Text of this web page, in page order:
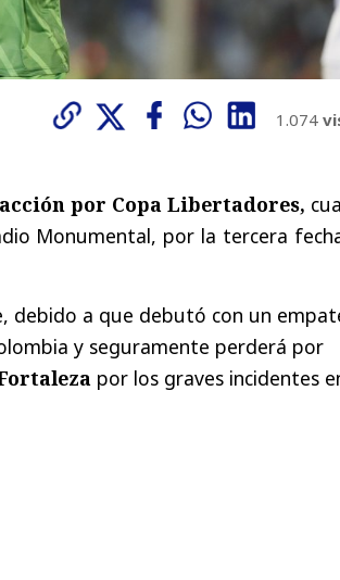
1.074
por Copa Libertadores,
Monumental, por la tercera
debido a que debutó con un
y seguramente perderá por
por los graves incidentes